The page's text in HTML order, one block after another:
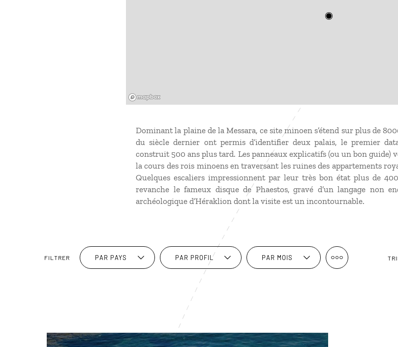
Dominant la plaine de la Messara, ce site minoen s’étend sur plus de
du siècle dernier ont permis d’identifier deux palais, le premier
construit 500 ans plus tard. Les panneaux explicatifs (ou un bon guide)
la cours des rois minoens en traversant les ruines des appartements
Quelques escaliers impressionnent par leur très bon état plus de
revanche le fameux disque de Phaestos, gravé d’un langage non
archéologique d’Héraklion dont la visite est un incontournable.
FILTRER PAR PAYS PAR PROFIL PAR MOIS